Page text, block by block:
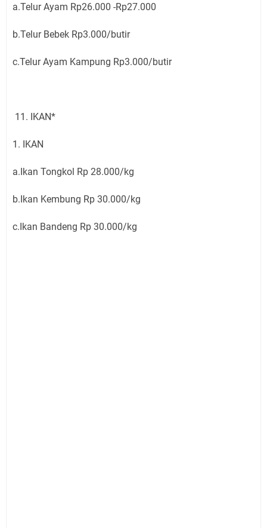
a.Telur Ayam Rp26.000 -Rp27.000
b.Telur Bebek Rp3.000/butir
c.Telur Ayam Kampung Rp3.000/butir
11. IKAN*
1. IKAN
a.Ikan Tongkol Rp 28.000/kg
b.Ikan Kembung Rp 30.000/kg
c.Ikan Bandeng Rp 30.000/kg